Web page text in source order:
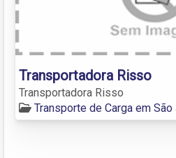
Transportadora Risso
Transportadora Risso
Transporte de Carga em